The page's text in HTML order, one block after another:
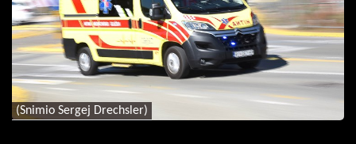
(Snimio Sergej Drechsler)